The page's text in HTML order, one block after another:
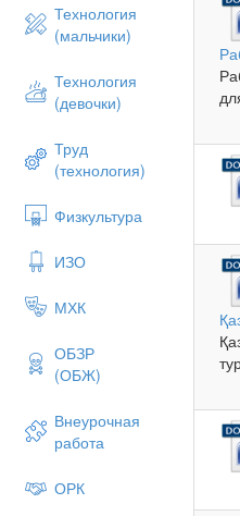
Технология
(мальчики)
Технология
(девочки)
Труд
(технология)
Физкультура
ИЗО
МХК
ОБЗР
(ОБЖ)
Внеурочная
работа
ОРК